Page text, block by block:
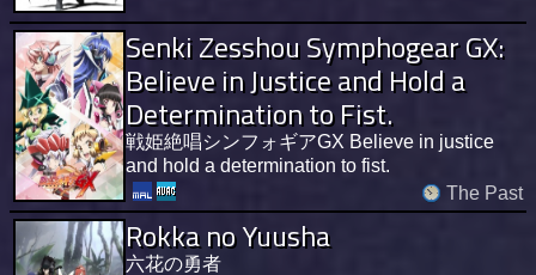
Senki Zesshou Symphogear GX:
Believe in Justice and Hold a
Determination to Fist.
戦姫絶唱シンフォギアGX Believe in justice
and hold a determination to fist.
The Past
Rokka no Yuusha
六花の勇者